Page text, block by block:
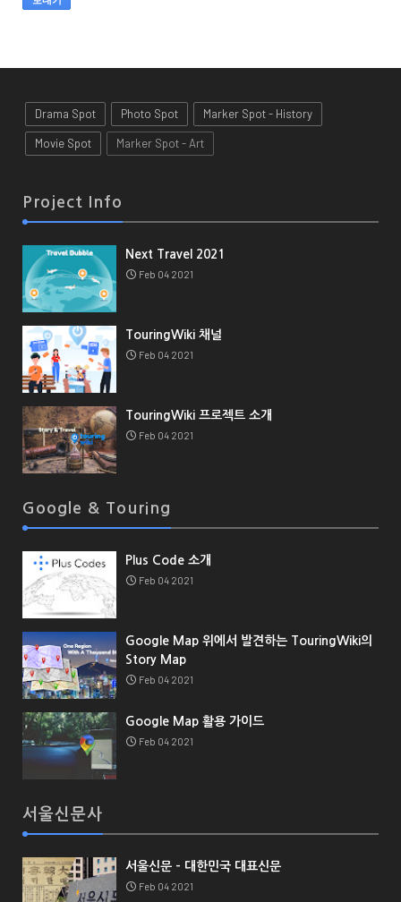
Drama Spot Photo Spot Marker Spot - History
Movie Spot Marker Spot - Art
Project Info
Next Travel 2021
Feb 04 2021
TouringWiki 채널
Feb 04 2021
TouringWiki 프로젝트 소개
Feb 04 2021
Google & Touring
Plus Code 소개
Feb 04 2021
Google Map 위에서 발견하는 TouringWiki의
Story Map
Feb 04 2021
Google Map 활용 가이드
Feb 04 2021
서울신문사
서울신문 - 대한민국 대표신문
Feb 04 2021